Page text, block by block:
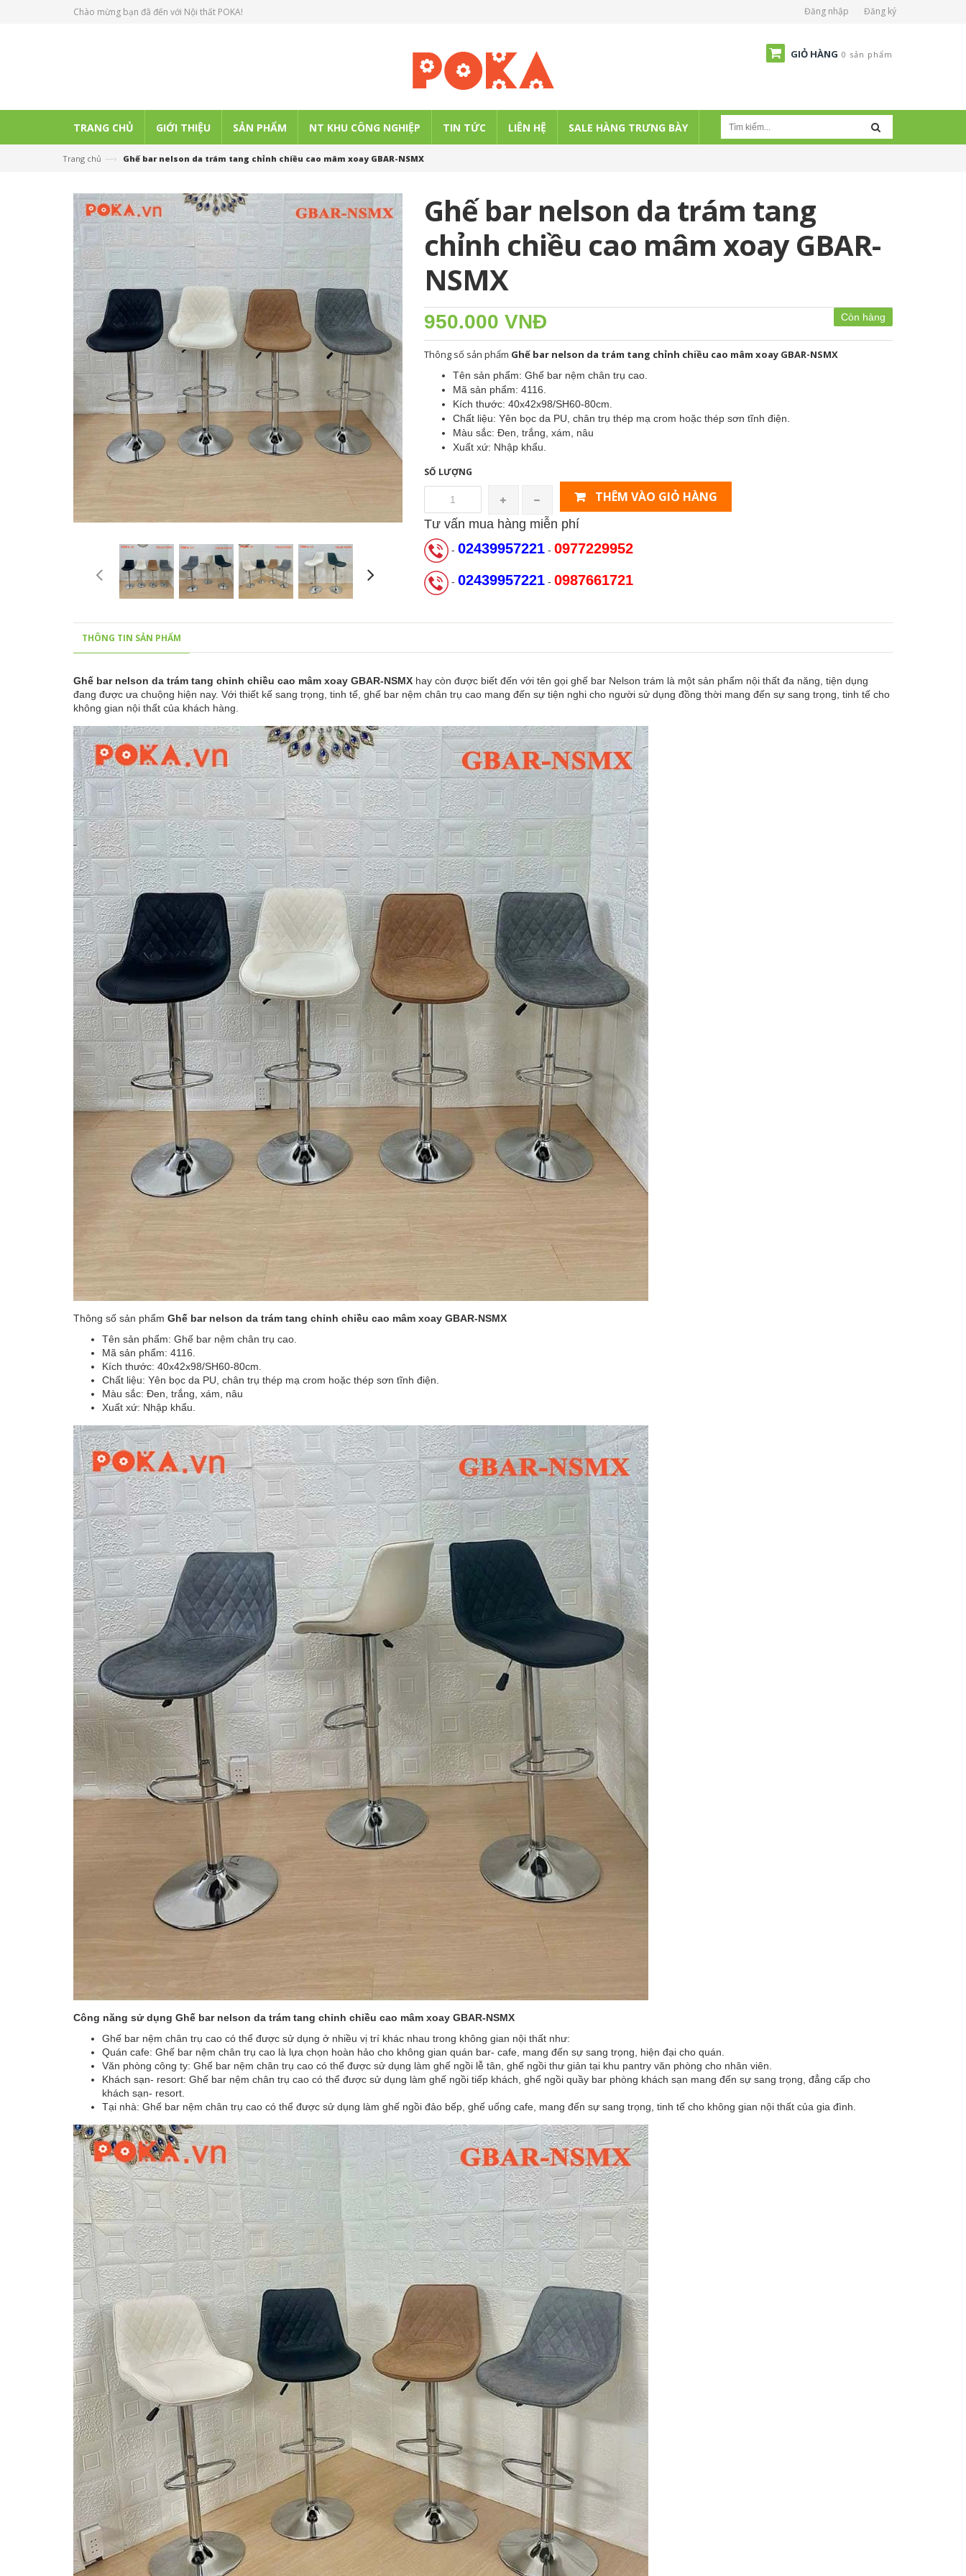
Chào mừng bạn đã đến với Nội thất POKA! Đăng nhập Đăng ký
GIỎ HÀNG 0 sản phẩm
TRANG CHỦ GIỚI THIỆU SẢN PHẨM NT KHU CÔNG NGHIỆP TIN TỨC LIÊN HỆ SALE HÀNG TRƯNG BÀY
Trang chủ —› Ghế bar nelson da trám tang chỉnh chiều cao mâm xoay GBAR-NSMX
Ghế bar nelson da trám tang
chỉnh chiều cao mâm xoay GBAR-
NSMX
Còn hàng
950.000 VNĐ
Thông số sản phẩm Ghế bar nelson da trám tang chỉnh chiều cao mâm xoay GBAR-NSMX
Tên sản phẩm: Ghế bar nệm chân trụ cao.
Mã sản phẩm: 4116.
Kích thước: 40x42x98/SH60-80cm.
Chất liệu: Yên bọc da PU, chân trụ thép mạ crom hoặc thép sơn tĩnh điện.
Màu sắc: Đen, trắng, xám, nâu
Xuất xứ: Nhập khẩu.
SỐ LƯỢNG
THÊM VÀO GIỎ HÀNG
Tư vấn mua hàng miễn phí
- 02439957221- 0977229952
- 02439957221- 0987661721
THÔNG TIN SẢN PHẨM
Ghế bar nelson da trám tang chỉnh chiều cao mâm xoay GBAR-NSMX hay còn được biết đến với tên gọi ghế bar Nelson trám là một sản phẩm nội thất đa năng, tiện dụng
đang được ưa chuộng hiện nay. Với thiết kế sang trọng, tinh tế, ghế bar nệm chân trụ cao mang đến sự tiện nghi cho người sử dụng đồng thời mang đến sự sang trọng, tinh tế cho
không gian nội thất của khách hàng.
Thông số sản phẩm Ghế bar nelson da trám tang chỉnh chiều cao mâm xoay GBAR-NSMX
Tên sản phẩm: Ghế bar nệm chân trụ cao.
Mã sản phẩm: 4116.
Kích thước: 40x42x98/SH60-80cm.
Chất liệu: Yên bọc da PU, chân trụ thép mạ crom hoặc thép sơn tĩnh điện.
Màu sắc: Đen, trắng, xám, nâu
Xuất xứ: Nhập khẩu.
Công năng sử dụng Ghế bar nelson da trám tang chỉnh chiều cao mâm xoay GBAR-NSMX
Ghế bar nệm chân trụ cao có thể được sử dụng ở nhiều vị trí khác nhau trong không gian nội thất như:
Quán cafe: Ghế bar nệm chân trụ cao là lựa chọn hoàn hảo cho không gian quán bar- cafe, mang đến sự sang trọng, hiện đại cho quán.
Văn phòng công ty: Ghế bar nệm chân trụ cao có thể được sử dụng làm ghế ngồi lễ tân, ghế ngồi thư giản tại khu pantry văn phòng cho nhân viên.
Khách sạn- resort: Ghế bar nệm chân trụ cao có thể được sử dụng làm ghế ngồi tiếp khách, ghế ngồi quầy bar phòng khách sạn mang đến sự sang trọng, đẳng cấp cho
khách sạn- resort.
Tại nhà: Ghế bar nệm chân trụ cao có thể được sử dụng làm ghế ngồi đảo bếp, ghế uống cafe, mang đến sự sang trọng, tinh tế cho không gian nội thất của gia đình.